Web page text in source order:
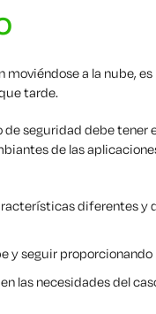
moviéndose a la nube,
tarde.
seguridad debe tener
de las
diferentes y
y seguir
las necesidades del